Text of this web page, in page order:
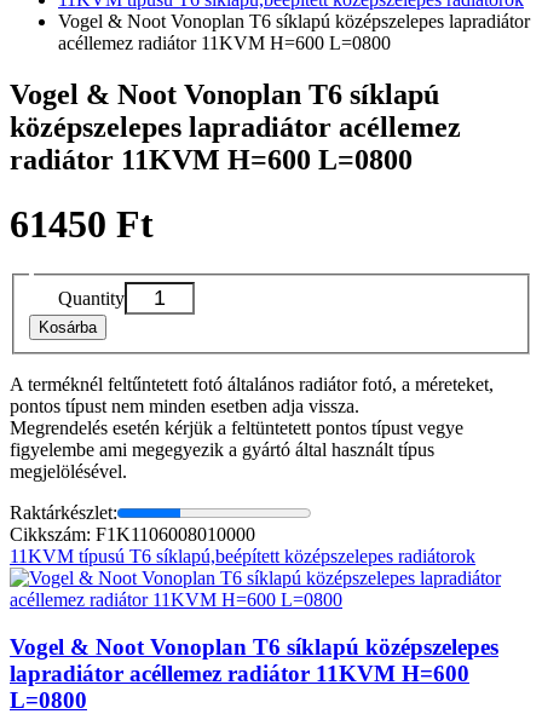
Vogel & Noot Vonoplan T6 síklapú középszelepes lapradiátor
acéllemez radiátor 11KVM H=600 L=0800
Vogel & Noot Vonoplan T6 síklapú
középszelepes lapradiátor acéllemez
radiátor 11KVM H=600 L=0800
61450 Ft
Quantity
Kosárba
A terméknél feltűntetett fotó általános radiátor fotó, a méreteket,
pontos típust nem minden esetben adja vissza.
Megrendelés esetén kérjük a feltüntetett pontos típust vegye
figyelembe ami megegyezik a gyártó által használt típus
megjelölésével.
Raktárkészlet:
Cikkszám: F1K1106008010000
11KVM típusú T6 síklapú,beépített középszelepes radiátorok
Vogel & Noot Vonoplan T6 síklapú középszelepes
lapradiátor acéllemez radiátor 11KVM H=600
L=0800